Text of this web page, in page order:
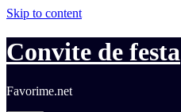
Skip to content
Convite de festa
Favorime.net